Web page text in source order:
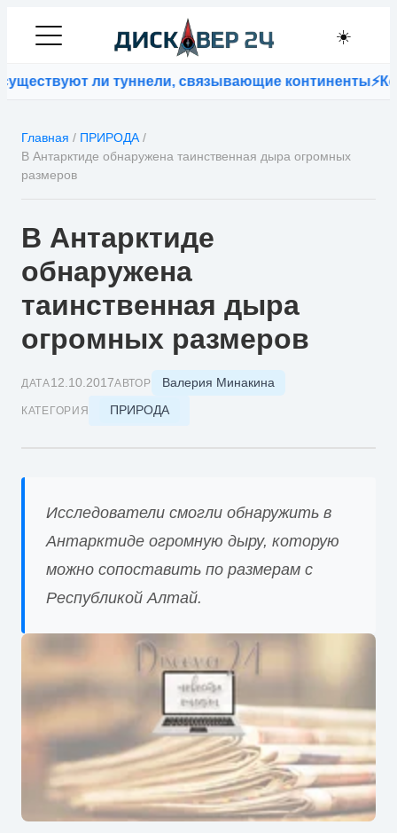
☀️
ли туннели, связывающие континенты⚡
Главная / ПРИРОДА /
В Антарктиде обнаружена таинственная дыра огромных
размеров
В Антарктиде
обнаружена
таинственная дыра
огромных размеров
ДАТА12.10.2017АВТОР Валерия Минакина
КАТЕГОРИЯ ПРИРОДА
Исследователи смогли обнаружить в
Антарктиде огромную дыру, которую
можно сопоставить по размерам с
Республикой Алтай.